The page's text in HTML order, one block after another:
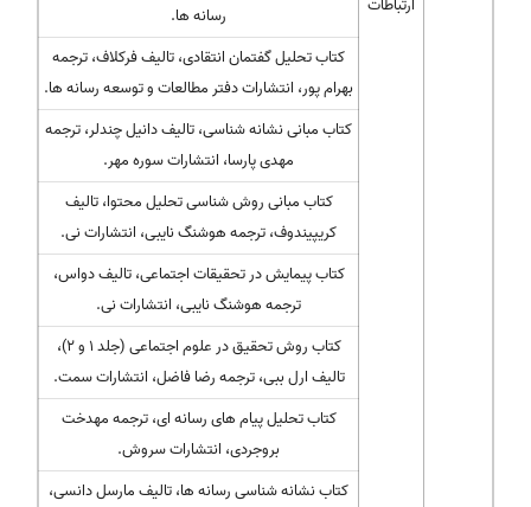
ارتباطات
رسانه ها.
کتاب تحلیل گفتمان انتقادی، تالیف فرکلاف، ترجمه
بهرام پور، انتشارات دفتر مطالعات و توسعه رسانه ها.
کتاب مبانی نشانه شناسی، تالیف دانیل چندلر، ترجمه
مهدی پارسا، انتشارات سوره مهر.
کتاب مبانی روش شناسی تحلیل محتوا، تالیف
کریپیندوف، ترجمه هوشنگ نایبی، انتشارات نی.
کتاب پیمایش در تحقیقات اجتماعی، تالیف دواس،
ترجمه هوشنگ نایبی، انتشارات نی.
کتاب روش تحقیق در علوم اجتماعی (جلد ۱ و ۲)،
تالیف ارل ببی، ترجمه رضا فاضل، انتشارات سمت.
کتاب تحلیل پیام های رسانه ای، ترجمه مهدخت
بروجردی، انتشارات سروش.
کتاب نشانه شناسی رسانه ها، تالیف مارسل دانسی،